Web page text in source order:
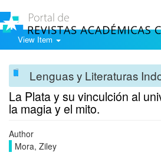
View Item
Lenguas y Literaturas
La Plata y su vinculción al
la magia y el mito.
Author
Mora, Ziley